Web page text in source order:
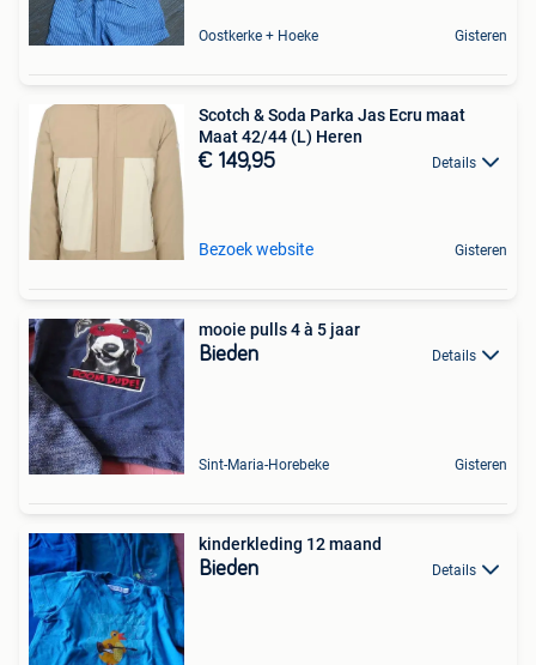
Oostkerke + Hoeke Gisteren
Scotch & Soda Parka Jas Ecru maat
Maat 42/44 (L) Heren
€ 149,95 Details
Bezoek website Gisteren
mooie pulls 4 à 5 jaar
Bieden Details
Sint-Maria-Horebeke Gisteren
kinderkleding 12 maand
Bieden Details